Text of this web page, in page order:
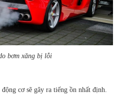
bơm xăng bị lỗi
cơ sẽ gây ra tiếng ồn nhất định.